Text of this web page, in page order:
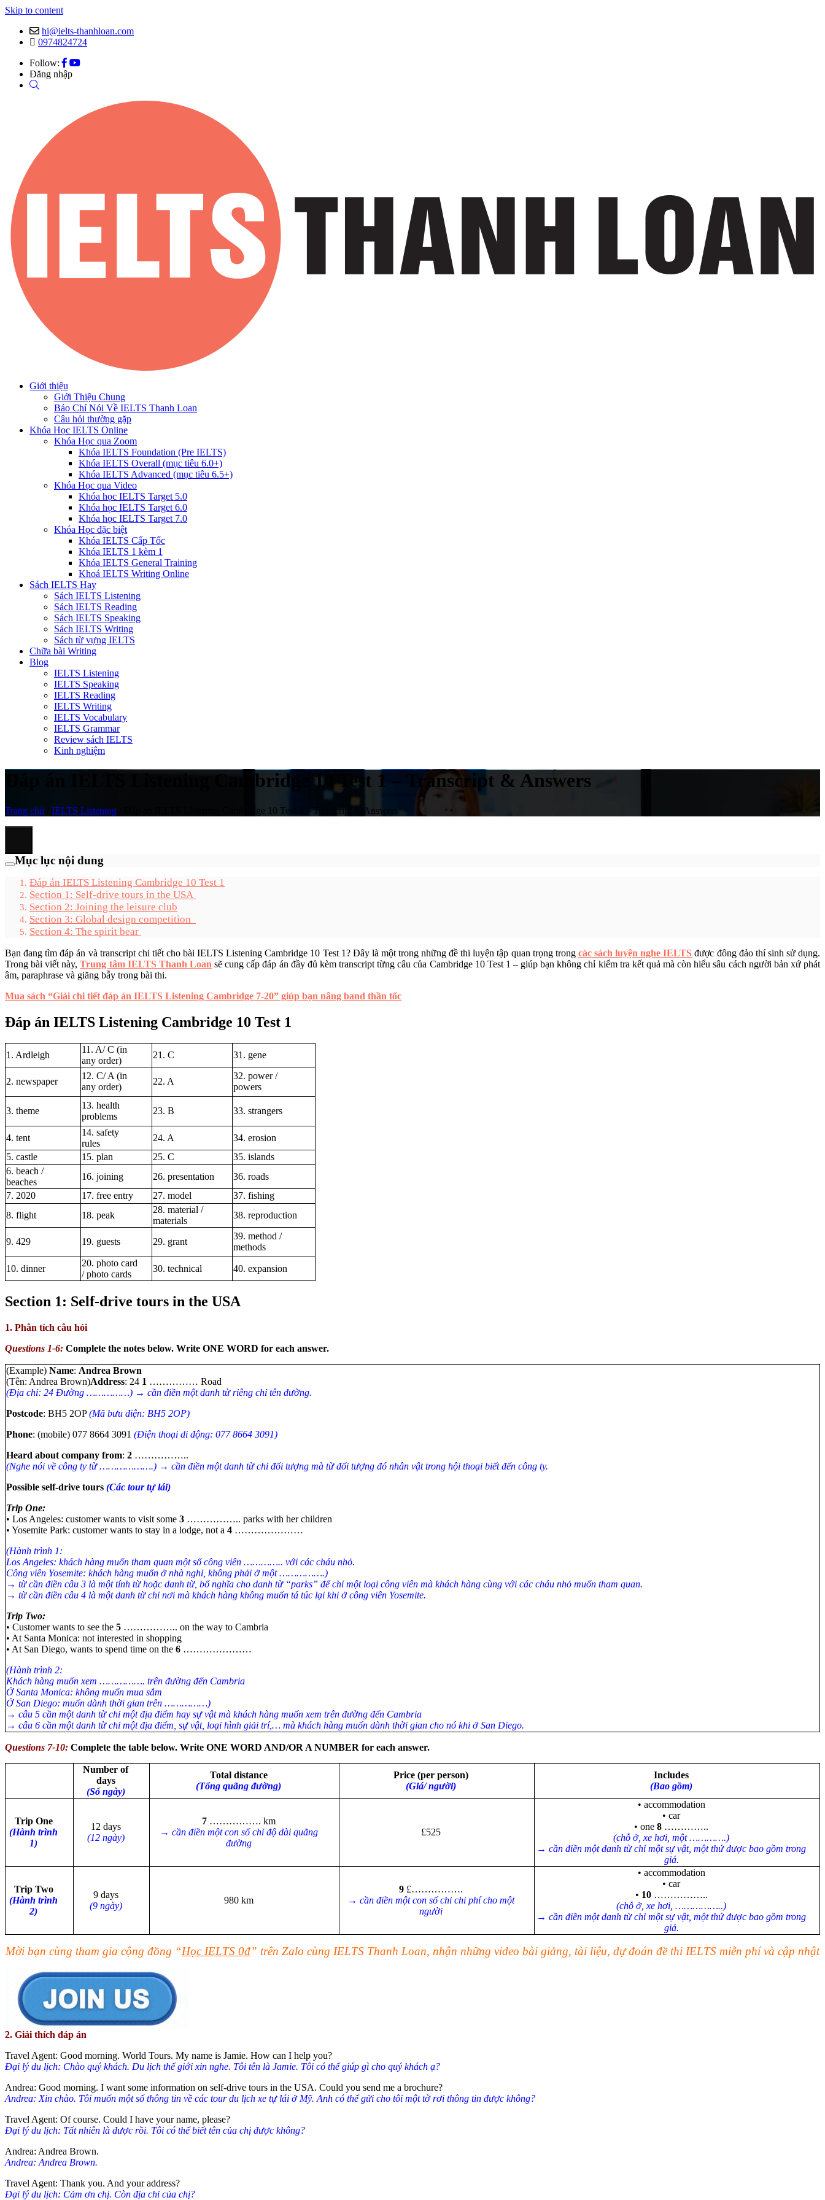
Skip to content
hi@ielts-thanhloan.com
0974824724
Follow:
Đăng nhập
Giới thiệu
Giới Thiệu Chung
Báo Chí Nói Về IELTS Thanh Loan
Câu hỏi thường gặp
Khóa Học IELTS Online
Khóa Học qua Zoom
Khóa IELTS Foundation (Pre IELTS)
Khóa IELTS Overall (mục tiêu 6.0+)
Khóa IELTS Advanced (mục tiêu 6.5+)
Khóa Học qua Video
Khóa học IELTS Target 5.0
Khóa học IELTS Target 6.0
Khóa học IELTS Target 7.0
Khóa Học đặc biệt
Khóa IELTS Cấp Tốc
Khóa IELTS 1 kèm 1
Khóa IELTS General Training
Khoá IELTS Writing Online
Sách IELTS Hay
Sách IELTS Listening
Sách IELTS Reading
Sách IELTS Speaking
Sách IELTS Writing
Sách từ vựng IELTS
Chữa bài Writing
Blog
IELTS Listening
IELTS Speaking
IELTS Reading
IELTS Writing
IELTS Vocabulary
IELTS Grammar
Review sách IELTS
Kinh nghiệm
Đáp án IELTS Listening Cambridge 10 Test 1 – Transcript & Answers
Trang chủ IELTS Listening Đáp án IELTS Listening Cambridge 10 Test 1 – Transcript & Answers
Mục lục nội dung
Đáp án IELTS Listening Cambridge 10 Test 1
Section 1: Self-drive tours in the USA
Section 2: Joining the leisure club
Section 3: Global design competition
Section 4: The spirit bear
Bạn đang tìm đáp án và transcript chi tiết cho bài IELTS Listening Cambridge 10 Test 1? Đây là một trong những đề thi luyện tập quan trọng trong các sách luyện nghe IELTS được đông đảo thí sinh sử dụng.
Trong bài viết này,Trung tâm IELTS Thanh Loan sẽ cung cấp đáp án đầy đủ kèm transcript từng câu của Cambridge 10 Test 1 – giúp bạn không chỉ kiểm tra kết quả mà còn hiểu sâu cách người bản xứ phát
âm, paraphrase và giăng bẫy trong bài thi.
Mua sách “Giải chi tiết đáp án IELTS Listening Cambridge 7-20” giúp bạn nâng band thần tốc
Đáp án IELTS Listening Cambridge 10 Test 1
1. Ardleigh
11. A/ C (in
any order)
21. C 31. gene
2. newspaper
12. C/ A (in
any order)
22. A
32. power /
powers
3. theme
13. health
problems
23. B 33. strangers
4. tent
14. safety
rules
24. A
34. erosion
5. castle
15. plan 25. C
35. islands
6. beach /
beaches
16. joining 26. presentation
36. roads
7. 2020
17. free entry 27. model
37. fishing
8. flight
18. peak
28. material /
materials
38. reproduction
9. 429 19. guests 29. grant
39. method /
methods
10. dinner
20. photo card
/ photo cards
30. technical 40. expansion
Section 1: Self-drive tours in the USA
1. Phân tích câu hỏi
Questions 1-6: Complete the notes below. Write ONE WORD for each answer.
(Example) Name: Andrea Brown
(Tên: Andrea Brown)Address: 24 1 …………… Road
(Địa chỉ: 24 Đường ……………) → cần điền một danh từ riêng chỉ tên đường.
Postcode: BH5 2OP(Mã bưu điện: BH5 2OP)
Phone: (mobile) 077 8664 3091 (Điện thoại di động: 077 8664 3091)
Heard about company from: 2 ……………..
(Nghe nói về công ty từ ……………….) → cần điền một danh từ chỉ đối tượng mà từ đối tượng đó nhân vật trong hội thoại biết đến công ty.
Possible self-drive tours (Các tour tự lái)
Trip One:
• Los Angeles: customer wants to visit some 3 …………….. parks with her children
• Yosemite Park: customer wants to stay in a lodge, not a 4 …………………
(Hành trình 1:
Los Angeles: khách hàng muốn tham quan một số công viên ………….. với các cháu nhỏ.
Công viên Yosemite: khách hàng muốn ở nhà nghỉ, không phải ở một …………….)
→ từ cần điền câu 3 là một tính từ hoặc danh từ, bổ nghĩa cho danh từ “parks” để chỉ một loại công viên mà khách hàng cùng với các cháu nhỏ muốn tham quan.
→ từ cần điền câu 4 là một danh từ chỉ nơi mà khách hàng không muốn tá túc lại khi ở công viên Yosemite.
Trip Two:
• Customer wants to see the 5 …………….. on the way to Cambria
• At Santa Monica: not interested in shopping
• At San Diego, wants to spend time on the 6 …………………
(Hành trình 2:
Khách hàng muốn xem ……………. trên đường đến Cambria
Ở Santa Monica: không muốn mua sắm
Ở San Diego: muốn dành thời gian trên ……………)
→ câu 5 cần một danh từ chỉ một địa điểm hay sự vật mà khách hàng muốn xem trên đường đến Cambria
→ câu 6 cần một danh từ chỉ một địa điểm, sự vật, loại hình giải trí,… mà khách hàng muốn dành thời gian cho nó khi ở San Diego.
Questions 7-10: Complete the table below. Write ONE WORD AND/OR A NUMBER for each answer.
Number of
days
(Số ngày)
Total distance
(Tổng quãng đường)
Price (per person)
(Giá/ người)
Includes
(Bao gồm)
Trip One
(Hành trình
1)
12 days
(12 ngày)
7 ……………. km
→ cần điền một con số chỉ độ dài quãng
đường
£525
• accommodation
• car
• one 8 …………..
(chỗ ở, xe hơi, một ………….)
→ cần điền một danh từ chỉ một sự vật, một thứ được bao gồm trong
giá.
Trip Two
(Hành trình
2)
9 days
(9 ngày)
980 km
9 £…………….
→ cần điền một con số chỉ chi phí cho một
người
• accommodation
• car
• 10 ……………..
(chỗ ở, xe hơi, ……………..)
→ cần điền một danh từ chỉ một sự vật, một thứ được bao gồm trong
giá.
Mời bạn cùng tham gia cộng đồng “Học IELTS 0đ” trên Zalo cùng IELTS Thanh Loan, nhận những video bài giảng, tài liệu, dự đoán đề thi IELTS miễn phí và cập nhật
2. Giải thích đáp án
Travel Agent: Good morning. World Tours. My name is Jamie. How can I help you?
Đại lý du lịch: Chào quý khách. Du lịch thế giới xin nghe. Tôi tên là Jamie. Tôi có thể giúp gì cho quý khách ạ?
Andrea: Good morning. I want some information on self-drive tours in the USA. Could you send me a brochure?
Andrea: Xin chào. Tôi muốn một số thông tin về các tour du lịch xe tự lái ở Mỹ. Anh có thể gửi cho tôi một tờ rơi thông tin được không?
Travel Agent: Of course. Could I have your name, please?
Đại lý du lịch: Tất nhiên là được rồi. Tôi có thể biết tên của chị được không?
Andrea: Andrea Brown.
Andrea: Andrea Brown.
Travel Agent: Thank you. And your address?
Đại lý du lịch: Cảm ơn chị. Còn địa chỉ của chị?